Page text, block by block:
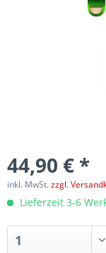
44,90 € *
inkl. MwSt.zzgl.
Lieferzeit 3-6